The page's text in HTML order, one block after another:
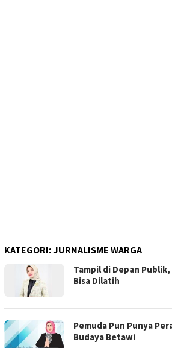
KATEGORI:JURNALISME WARGA
Tampil di Depan
Bisa Dilatih
Pemuda Pun Punya
Budaya Betawi